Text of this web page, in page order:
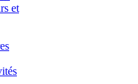
et